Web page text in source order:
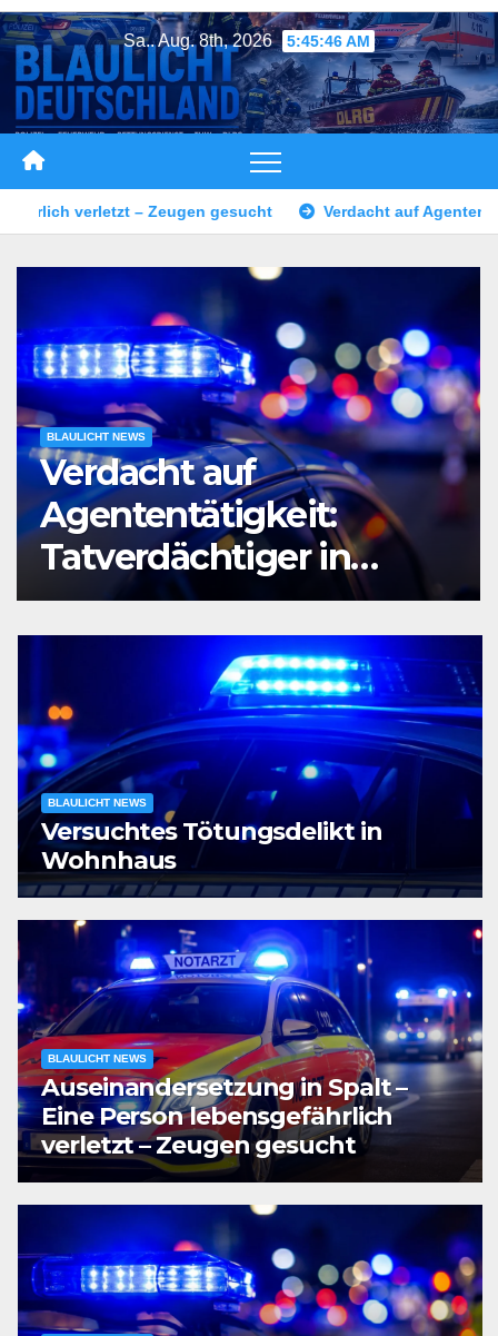
Zum
Inhalt
springen
Sa.. Aug. 8th, 2026 5:45:49 AM
Verdacht auf Agententätigkeit: Tatverdächtiger in
BLAULICHT NEWS
Verdacht auf
Agententätigkeit:
Tatverdächtiger in
Untersuchungshaft
BLAULICHT NEWS
Versuchtes Tötungsdelikt in
Wohnhaus
BLAULICHT NEWS
Auseinandersetzung in Spalt –
Eine Person lebensgefährlich
verletzt – Zeugen gesucht